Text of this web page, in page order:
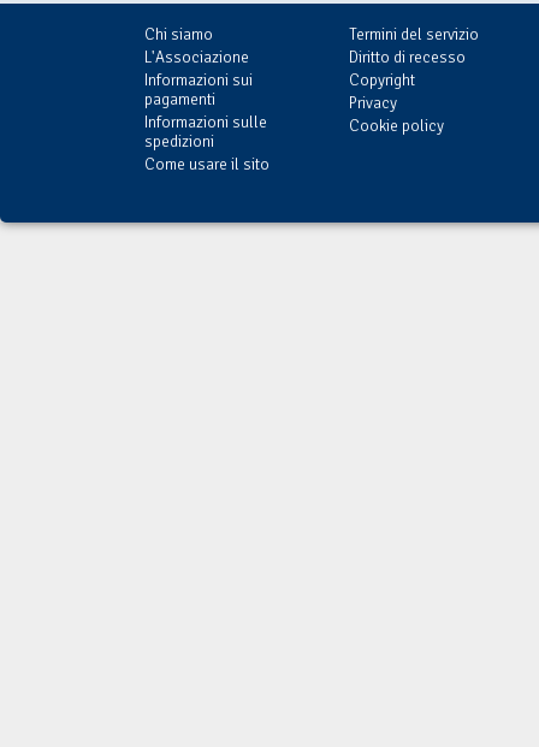
Chi siamo
L'Associazione
Informazioni sui
pagamenti
Informazioni sulle
spedizioni
Come usare il sito
Termini del servizio
Diritto di recesso
Copyright
Privacy
Cookie policy